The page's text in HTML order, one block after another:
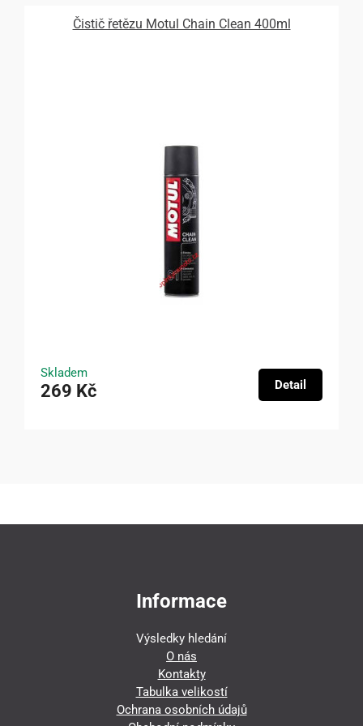
Čistič řetězu Motul Chain Clean 400ml
Skladem
269 Kč Detail
Informace
Výsledky hledání
O nás
Kontakty
Tabulka velikostí
Ochrana osobních údajů